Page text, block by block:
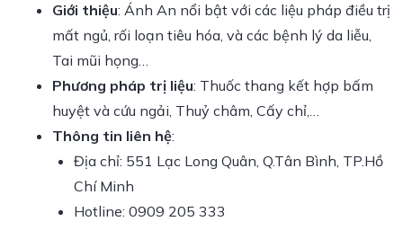
Giới thiệu: Ánh An nổi bật với các liệu pháp điều trị
mất ngủ, rối loạn tiêu hóa, và các bệnh lý da liễu,
Tai mũi họng…
Phương pháp trị liệu: Thuốc thang kết hợp bấm
huyệt và cứu ngải, Thuỷ châm, Cấy chỉ,…
Thông tin liên hệ:
Địa chỉ: 551 Lạc Long Quân, Q.Tân Bình, TP.Hồ
Chí Minh
Hotline: 0909 205 333